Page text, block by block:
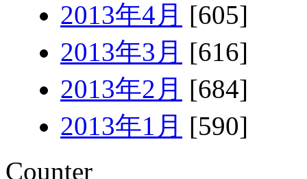
2013年4月 [605]
2013年3月 [616]
2013年2月 [684]
2013年1月 [590]
Counter